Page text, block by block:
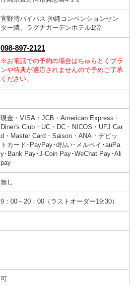
宜野湾バイパス 沖縄コンベンションセン
ター隣、ラグナガーデンホテル1階
098-897-2121
※お電話での予約の場合はちゅらとくプラ
ンや特典が適応されませんので予めご了承
ください。
現金・VISA・JCB・American Express・
Diner's Club・UC・DC・NICOS・UFJ Car
d・Master Card・Saison・ANA・デビッ
トカード･PayPay･d払い･メルペイ･auPa
y･Bank Pay･J-Coin Pay･WeChat Pay･Ali
pay
無し
9：00～20：00（ラストオーダー19:30）
可